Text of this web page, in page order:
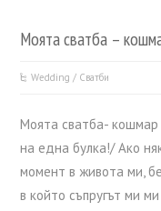
Моята сватба –
Wedding / Сватби
Моята сватба- кошмар
на една булка!/ Ако
момент в живота ми,
в който съпругът ми